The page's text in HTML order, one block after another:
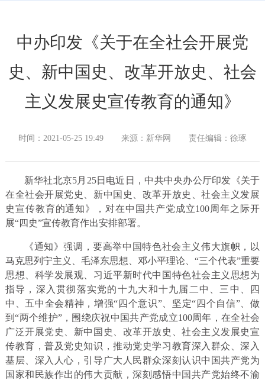
中办印发《关于在全社会开展党
史、新中国史、改革开放史、社会
主义发展史宣传教育的通知》
时间：2021-05-25 19:49 来源：新华网 责任编辑：徐琢
新华社北京5月25日电近日，中共中央办公厅印发《关于
在全社会开展党史、新中国史、改革开放史、社会主义发展
史宣传教育的通知》，对在中国共产党成立100周年之际开
展“四史”宣传教育作出安排部署。
《通知》强调，要高举中国特色社会主义伟大旗帜，以
马克思列宁主义、毛泽东思想、邓小平理论、“三个代表”重要
思想、科学发展观、习近平新时代中国特色社会主义思想为
指导，深入贯彻落实党的十九大和十九届二中、三中、四
中、五中全会精神，增强“四个意识”、坚定“四个自信”、做
到“两个维护”，围绕庆祝中国共产党成立100周年，在全社会
广泛开展党史、新中国史、改革开放史、社会主义发展史宣
传教育，普及党史知识，推动党史学习教育深入群众、深入
基层、深入人心，引导广大人民群众深刻认识中国共产党为
国家和民族作出的伟大贡献，深刻感悟中国共产党始终不渝